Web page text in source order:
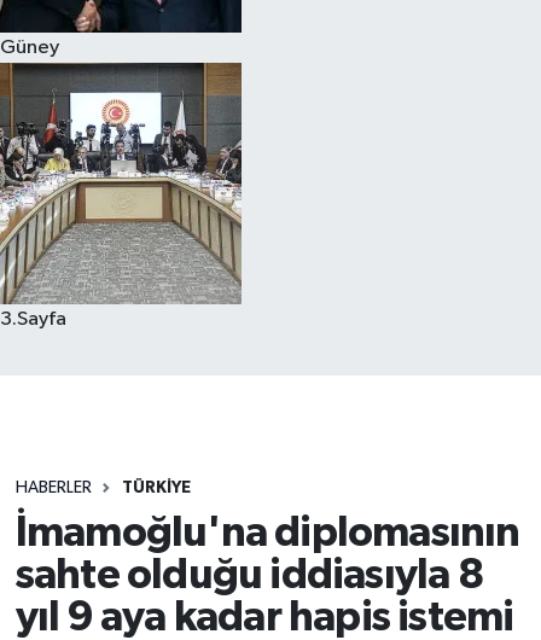
Güney
3.Sayfa
HABERLER TÜRKIYE
İmamoğlu'na diplomasının
sahte olduğu iddiasıyla 8
yıl 9 aya kadar hapis istemi